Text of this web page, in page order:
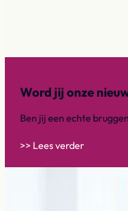
Word jij onze
Ben jij een echte
>> Lees verder